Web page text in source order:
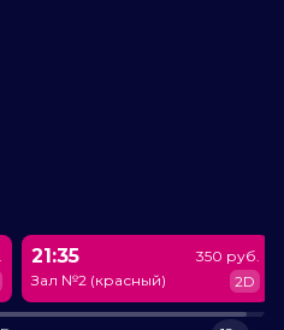
21:35
Зал №2 (красный)
350 руб.
2D